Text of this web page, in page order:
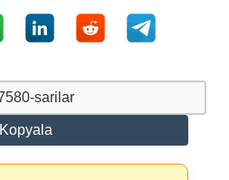
Kopyala